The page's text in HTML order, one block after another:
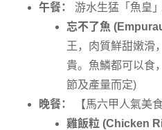
午餐：
游水生猛「魚皇
忘不了魚
王，肉質鮮甜嫩滑
貴。魚鱗都可以食
節及產量而定)
晚餐：
【馬六甲人氣美
雞飯粒 (Chicken